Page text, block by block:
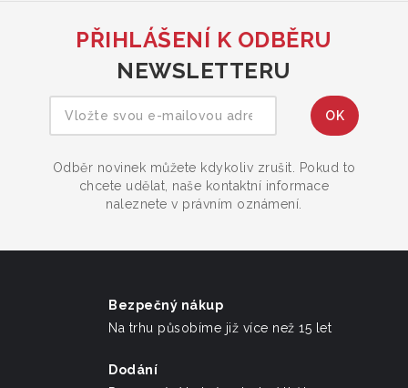
PŘIHLÁŠENÍ K ODBĚRU
NEWSLETTERU
Odběr novinek můžete kdykoliv zrušit. Pokud to
chcete udělat, naše kontaktní informace
naleznete v právním oznámení.
Bezpečný nákup
Na trhu působíme již více než 15 let
Dodání